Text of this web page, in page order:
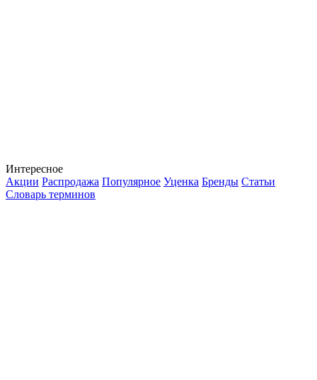
Интересное
Акции Распродажа Популярное Уценка Бренды Статьи
Словарь терминов